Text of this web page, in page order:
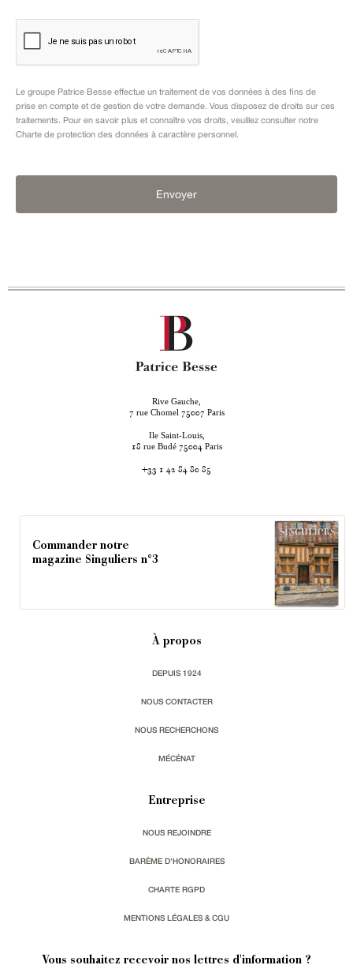
Le groupe Patrice Besse effectue un traitement de vos données à des fins de
prise en compte et de gestion de votre demande. Vous disposez de droits sur ces
traitements. Pour en savoir plus et connaître vos droits, veuillez consulter notre
Charte de protection des données à caractère personnel .
Envoyer
Rive Gauche,
7 rue Chomel 75007 Paris
Ile Saint-Louis,
18 rue Budé 75004 Paris
+33 1 42 84 80 85
Commander notre
magazine Singuliers n°3
À propos
DEPUIS 1924
NOUS CONTACTER
NOUS RECHERCHONS
MÉCÉNAT
Entreprise
NOUS REJOINDRE
BARÈME D'HONORAIRES
CHARTE RGPD
MENTIONS LÉGALES & CGU
Vous souhaitez recevoir nos lettres d'information ?